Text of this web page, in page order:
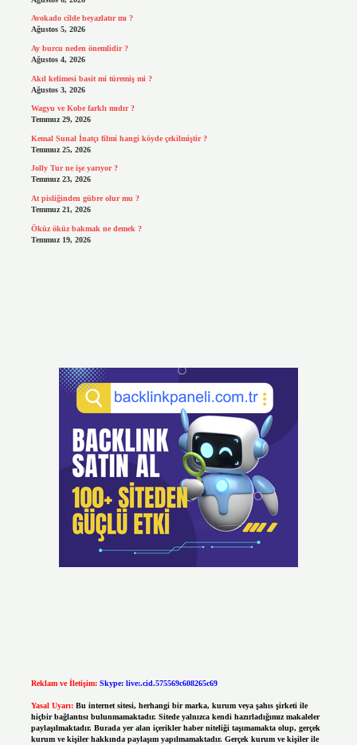
Avokado cilde beyazlatır mı ?
Ağustos 5, 2026
Ay burcu neden önemlidir ?
Ağustos 4, 2026
Akıl kelimesi basit mi türemiş mi ?
Ağustos 3, 2026
Wagyu ve Kobe farklı mıdır ?
Temmuz 29, 2026
Kemal Sunal İnatçı filmi hangi köyde çekilmiştir ?
Temmuz 25, 2026
Jolly Tur ne işe yarıyor ?
Temmuz 23, 2026
At pisliğinden gübre olur mu ?
Temmuz 21, 2026
Öküz öküz bakmak ne demek ?
Temmuz 19, 2026
Reklam ve İletişim: Skype: live:.cid.575569c608265c69
Yasal Uyarı: Bu internet sitesi, herhangi bir marka, kurum veya şahıs şirketi ile
hiçbir bağlantısı bulunmamaktadır. Sitede yalnızca kendi hazırladığımız makaleler
paylaşılmaktadır. Burada yer alan içerikler haber niteliği taşımamakta olup, gerçek
kurum ve kişiler hakkında paylaşım yapılmamaktadır. Gerçek kurum ve kişiler ile